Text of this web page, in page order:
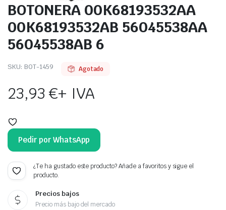
BOTONERA 00K68193532AA
00K68193532AB 56045538AA
56045538AB 6
SKU: BOT-1459 Agotado
23,93€+ IVA
Pedir por WhatsApp
¿Te ha gustado este producto? Añade a favoritos y sigue el
producto.
Precios bajos
Precio más bajo del mercado